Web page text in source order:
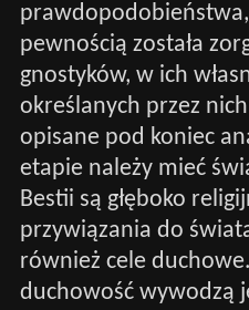
prawdopodobieństwa,
pewnością została
gnostyków, w ich
określanych przez
opisane pod koniec
etapie należy mieć
Bestii są głęboko
przywiązania do
również cele
duchowość wywodzą